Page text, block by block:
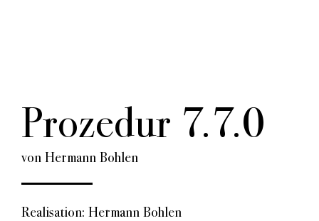
Prozedur 7.7.0
von Hermann Bohlen
Realisation: Hermann Bohlen